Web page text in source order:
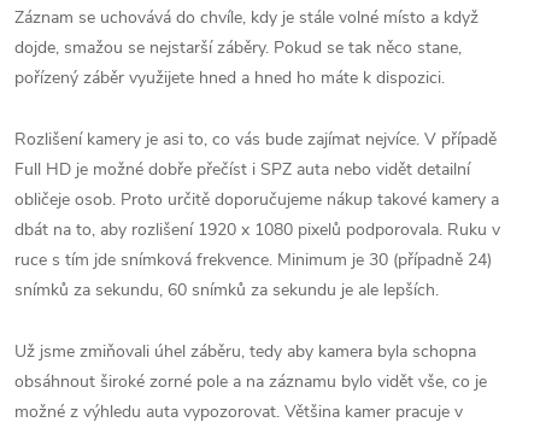
Záznam se uchovává do chvíle, kdy je stále volné místo a když
dojde, smažou se nejstarší záběry. Pokud se tak něco stane,
pořízený záběr využijete hned a hned ho máte k dispozici.
Rozlišení kamery je asi to, co vás bude zajímat nejvíce. V případě
Full HD je možné dobře přečíst i SPZ auta nebo vidět detailní
obličeje osob. Proto určitě doporučujeme nákup takové kamery a
dbát na to, aby rozlišení 1920 x 1080 pixelů podporovala. Ruku v
ruce s tím jde snímková frekvence. Minimum je 30 (případně 24)
snímků za sekundu, 60 snímků za sekundu je ale lepších.
Už jsme zmiňovali úhel záběru, tedy aby kamera byla schopna
obsáhnout široké zorné pole a na záznamu bylo vidět vše, co je
možné z výhledu auta vypozorovat. Většina kamer pracuje v